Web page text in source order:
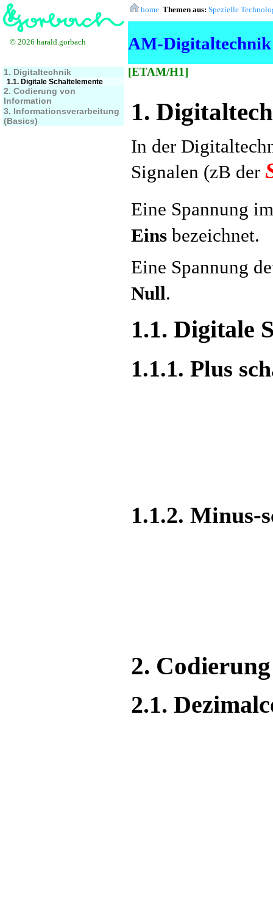
home Themen aus: Spezielle
AM-Digitaltechnik
[ETAM/H1]
© 2026 harald.gorbach
1. Digitaltechnik
1.1. Digitale Schaltelemente
2. Codierung von
Information
3. Informationsverarbeitung
(Basics)
1.
In der
Signalen (zB der
Eine Spannung
Eins bezeichnet.
Eine Spannung
Null.
1.1. Digitale
1.1.1. Plus
1.1.2. Minus-
2.
2.1.